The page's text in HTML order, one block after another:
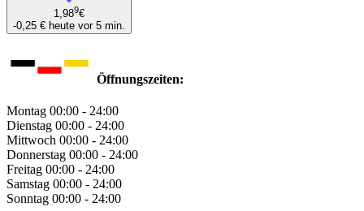
1,989€
-0,25 € heute vor 5 min.
Öffnungszeiten:
Montag 00:00 - 24:00
Dienstag 00:00 - 24:00
Mittwoch 00:00 - 24:00
Donnerstag 00:00 - 24:00
Freitag 00:00 - 24:00
Samstag 00:00 - 24:00
Sonntag 00:00 - 24:00